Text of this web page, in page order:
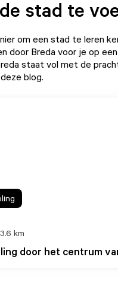
stad te
om een stad te leren
door Breda voor je op
staat vol met de
blog.
door het centrum
km